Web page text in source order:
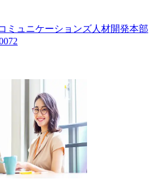
ミュニケーションズ人材開発本部